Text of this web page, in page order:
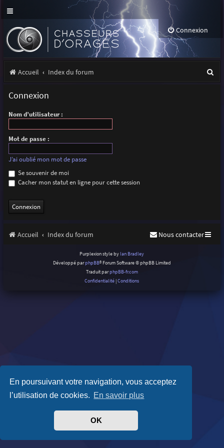
En poursuivant votre navigation, vous acceptez
l’utilisation de cookies. En savoir plus
OK
Connexion
Accueil Index du forum
Connexion
Nom d’utilisateur :
Mot de passe :
J’ai oublié mon mot de passe
Se souvenir de moi
Cacher mon statut en ligne pour cette session
Accueil Index du forum Nous contacter
Purplexion style by Ian Bradley
Développé parphpBB® Forum Software © phpBB Limited
Traduit parphpBB-fr.com
Confidentialité |Conditions